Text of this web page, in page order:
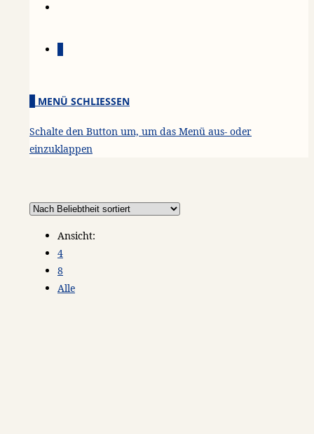
MENÜ SCHLIESSEN
Schalte den Button um, um das Menü aus- oder
einzuklappen
Ansicht:
4
8
Alle